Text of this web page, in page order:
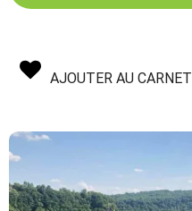
AJOUTER AU CARNET